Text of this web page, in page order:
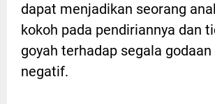
dapat menjadikan seorang
kokoh pada pendiriannya dan
goyah terhadap segala
negatif.